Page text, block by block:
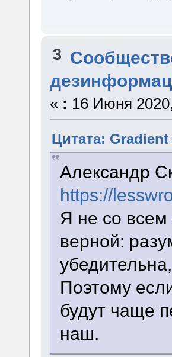
3
« : 16 Июня
Цитата:
Александр
https://
Я не со
верной:
Поэтому
будут чаще
наш.